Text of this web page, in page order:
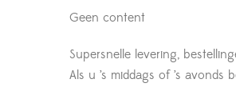
Geen content
Supersnelle levering,
Als u ’s middags of ’s